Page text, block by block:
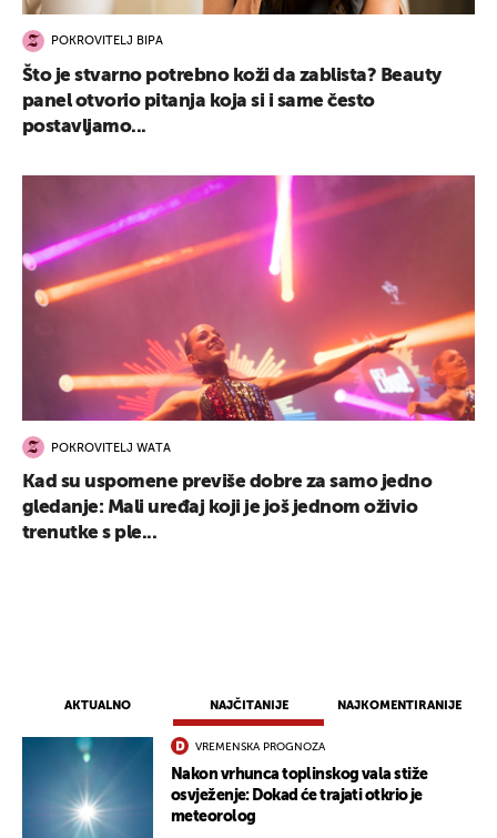
AKTUALNO NAJČITANIJE NAJKOMENTIRANIJE
VREMENSKA PROGNOZA
Nakon vrhunca toplinskog vala stiže
osvježenje: Dokad će trajati otkrio je
meteorolog
POKROVITELJ BIPA
Što je stvarno potrebno koži da zablista? Beauty
panel otvorio pitanja koja si i same često
postavljamo...
POKROVITELJ WATA
Kad su uspomene previše dobre za samo jedno
gledanje: Mali uređaj koji je još jednom oživio
trenutke s ple...